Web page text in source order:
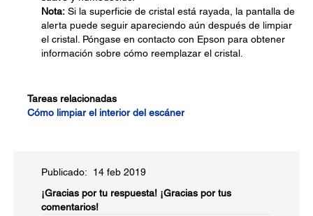
Nota: Si la superficie de cristal está rayada, la pantalla de
alerta puede seguir apareciendo aún después de limpiar
el cristal. Póngase en contacto con Epson para obtener
información sobre cómo reemplazar el cristal.
Tareas relacionadas
Cómo limpiar el interior del escáner
Publicado: 14 feb 2019
¡Gracias por tu respuesta! ¡Gracias por tus
comentarios!